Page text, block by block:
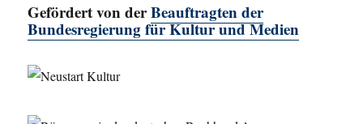
Gefördert von derBeauftragten der
Bundesregierung für Kultur und Medien